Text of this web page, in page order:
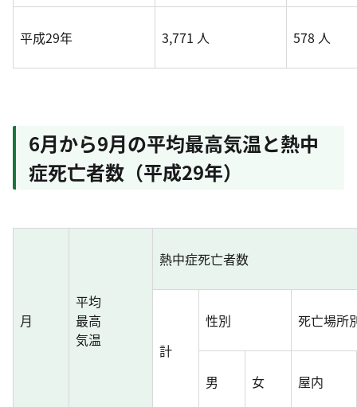
平成29年 3,771 人 578 人
6月から9月の平均最高気温と熱中
症死亡者数（平成29年）
月
平均
最高
気温
熱中症死亡者数
計
性別 死亡場所
男 女 屋内